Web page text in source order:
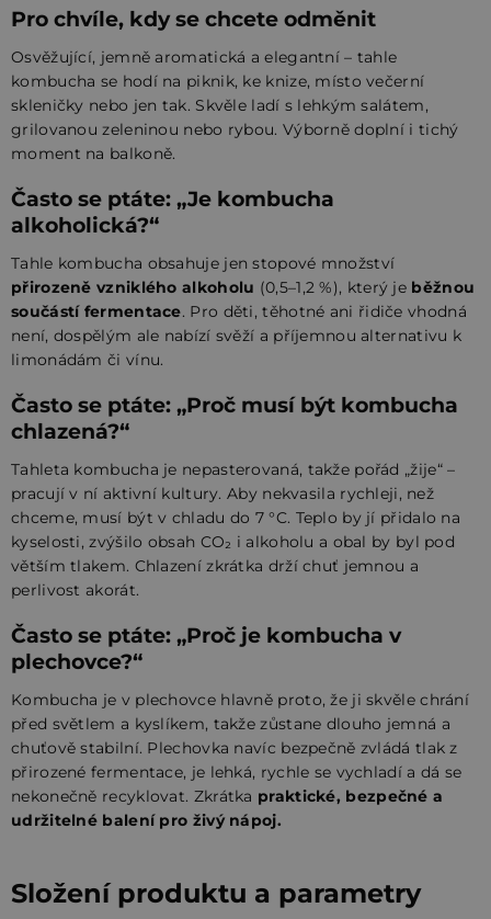
Pro chvíle, kdy se chcete odměnit
Osvěžující, jemně aromatická a elegantní – tahle
kombucha se hodí na piknik, ke knize, místo večerní
skleničky nebo jen tak. Skvěle ladí s lehkým salátem,
grilovanou zeleninou nebo rybou. Výborně doplní i tichý
moment na balkoně.
Často se ptáte: „Je kombucha
alkoholická?“
Tahle kombucha obsahuje jen stopové množství
přirozeně vzniklého alkoholu (0,5–1,2 %), který je běžnou
součástí fermentace. Pro děti, těhotné ani řidiče vhodná
není, dospělým ale nabízí svěží a příjemnou alternativu k
limonádám či vínu.
Často se ptáte: „Proč musí být kombucha
chlazená?“
Tahleta kombucha je nepasterovaná, takže pořád „žije“ –
pracují v ní aktivní kultury. Aby nekvasila rychleji, než
chceme, musí být v chladu do 7 °C. Teplo by jí přidalo na
kyselosti, zvýšilo obsah CO₂ i alkoholu a obal by byl pod
větším tlakem. Chlazení zkrátka drží chuť jemnou a
perlivost akorát.
Často se ptáte: „Proč je kombucha v
plechovce?“
Kombucha je v plechovce hlavně proto, že ji skvěle chrání
před světlem a kyslíkem, takže zůstane dlouho jemná a
chuťově stabilní. Plechovka navíc bezpečně zvládá tlak z
přirozené fermentace, je lehká, rychle se vychladí a dá se
nekonečně recyklovat. Zkrátka praktické, bezpečné a
udržitelné balení pro živý nápoj.
Složení produktu a parametry